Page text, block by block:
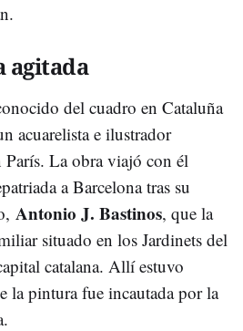
agitada
del cuadro en Cataluña
acuarelista e ilustrador
París. La obra viajó con él
a Barcelona tras su
Antonio J. Bastinos, que la
situado en los Jardinets del
catalana. Allí estuvo
la pintura fue incautada por la